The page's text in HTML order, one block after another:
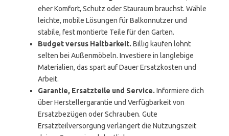
eher Komfort, Schutz oder Stauraum brauchst. Wähle
leichte, mobile Lösungen für Balkonnutzer und
stabile, fest montierte Teile für den Garten.
Budget versus Haltbarkeit. Billig kaufen lohnt
selten bei Außenmöbeln. Investiere in langlebige
Materialien, das spart auf Dauer Ersatzkosten und
Arbeit.
Garantie, Ersatzteile und Service. Informiere dich
über Herstellergarantie und Verfügbarkeit von
Ersatzbezügen oder Schrauben. Gute
Ersatzteilversorgung verlängert die Nutzungszeit